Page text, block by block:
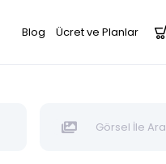
Blog Ücret ve Planlar
Görsel İle Ara